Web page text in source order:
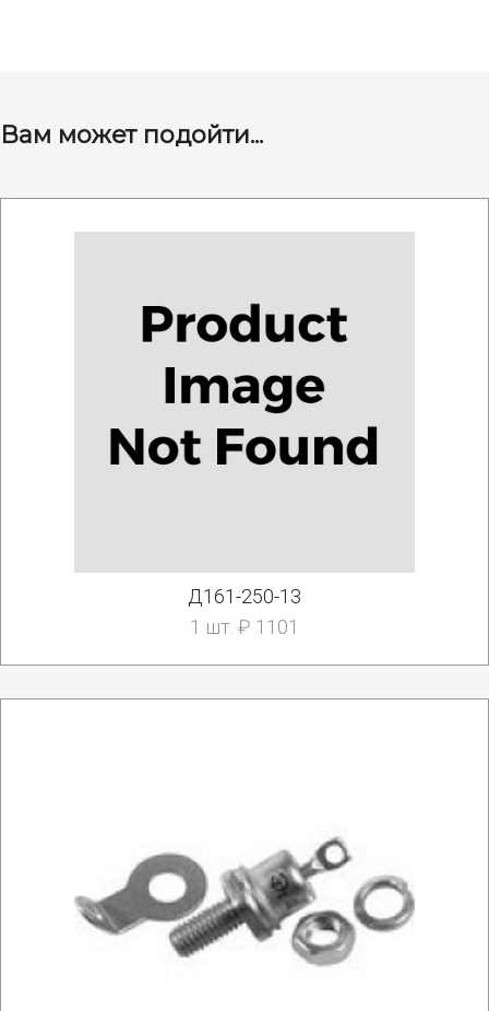
Вам может подойти...
Д161-250-13
1 шт. ₽ 1101